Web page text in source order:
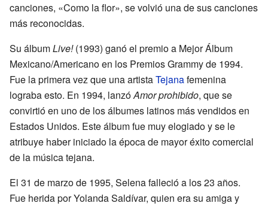
canciones, «Como la flor», se volvió una de sus canciones
más reconocidas.
Su álbumLive!(1993) ganó el premio a Mejor Álbum
Mexicano/Americano en los Premios Grammy de 1994.
Fue la primera vez que una artistaTejanafemenina
lograba esto. En 1994, lanzóAmor prohibido, que se
convirtió en uno de los álbumes latinos más vendidos en
Estados Unidos. Este álbum fue muy elogiado y se le
atribuye haber iniciado la época de mayor éxito comercial
de la música tejana.
El 31 de marzo de 1995, Selena falleció a los 23 años.
Fue herida por Yolanda Saldívar, quien era su amiga y